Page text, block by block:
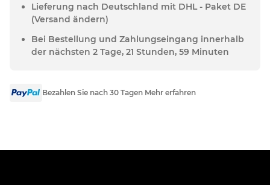
Lieferung nach Deutschland mit DHL - Paket DE
(Versand ändern)
Bei Bestellung und Zahlungseingang innerhalb
der nächsten 2 Tage, 21 Stunden, 59 Minuten
Bezahlen Sie nach 30 Tagen Mehr erfahren